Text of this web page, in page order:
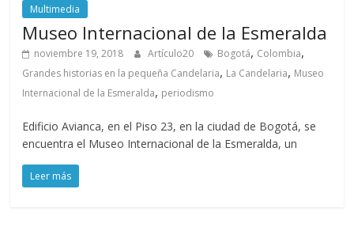
Multimedia
Museo Internacional de la Esmeralda
noviembre 19, 2018 Artículo20 Bogotá, Colombia,
Grandes historias en la pequeña Candelaria, La Candelaria, Museo
Internacional de la Esmeralda, periodismo
Edificio Avianca, en el Piso 23, en la ciudad de Bogotá, se
encuentra el Museo Internacional de la Esmeralda, un
Leer más